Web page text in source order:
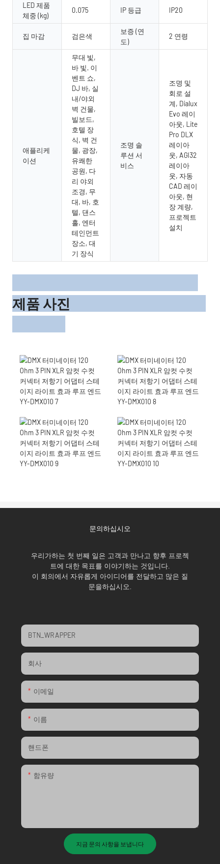
LED 제품
체중 (kg)
0.075 IP 등급 IP20
집 마감 검은색
보증 (연
도)
2 연령
애플리케
이션
무대 빛,
바 빛. 이
벤트 쇼,
DJ 바, 실
내/야외
벽 건물,
빌보드,
호텔 장
식, 벽 건
물, 광장,
유쾌한
공원, 다
리 야외
조경, 무
대, 바, 호
텔, 댄스
홀, 엔터
테인먼트
장소, 대
기 장식
조명 솔
루션 서
비스
조명 및
회로 설
계, Dialux
Evo 레이
아웃, Lite
Pro DLX
레이아
웃, AGI32
레이아
웃, 자동
CAD 레이
아웃, 현
장 계량,
프로젝트
설치
제품 사진
문의하십시오
우리가하는 첫 번째 일은 고객과 만나고 향후 프로젝
트에 대한 목표를 이야기하는 것입니다.
이 회의에서 자유롭게 아이디어를 전달하고 많은 질
문을하십시오.
BTN_WRAPPER
회사
이메일
이름
핸드폰
함유량
지금 문의 사항을 보냅니다